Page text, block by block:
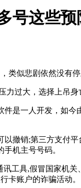
号这些预
类似悲剧依然没有停
过大，选择上吊
是一人开发，如
撤销;第三方支付
机主号号码。
工具,假冒国家机
卡账户的诈骗活动。